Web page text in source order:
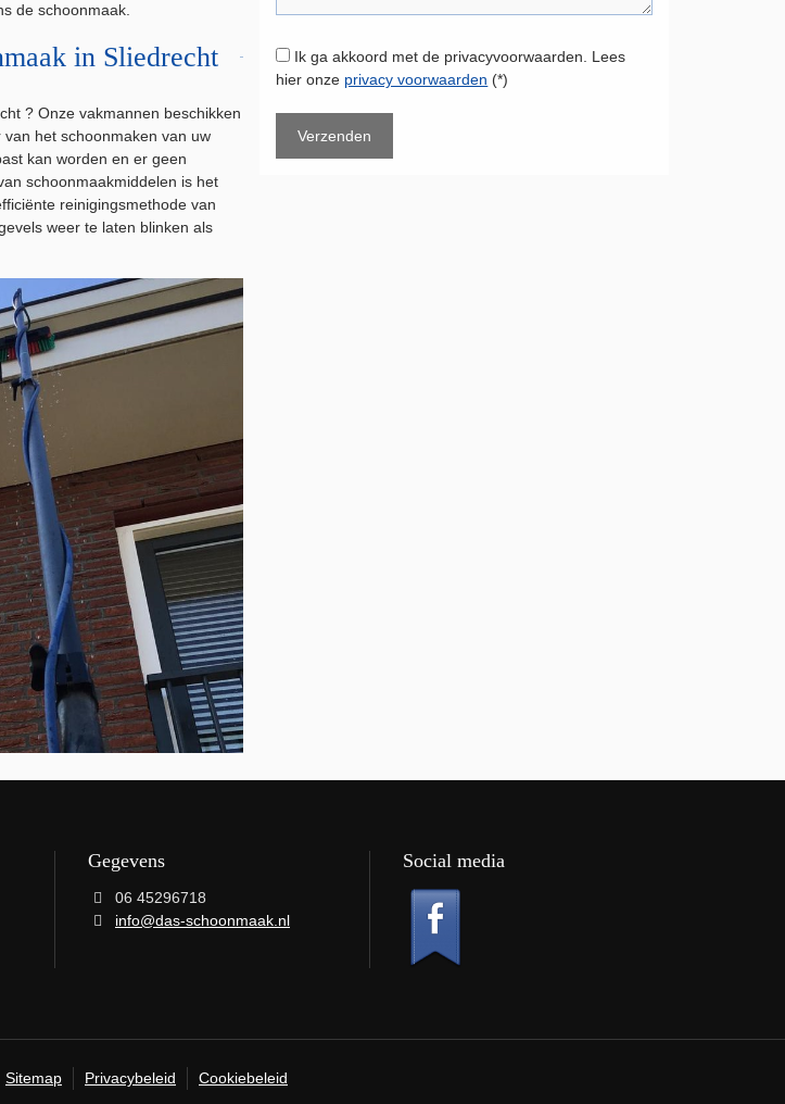
de schoonmaak.
in Sliedrecht
? Onze vakmannen beschikken
het schoonmaken van uw
kan worden en er geen
schoonmaakmiddelen is het
reinigingsmethode van
weer te laten blinken als
Ik ga akkoord met de privacyvoorwaarden.
Lees
hier onze privacy voorwaarden (*)
Gegevens
06 45296718
info@das-schoonmaak.nl
Social media
Sitemap Privacybeleid Cookiebeleid